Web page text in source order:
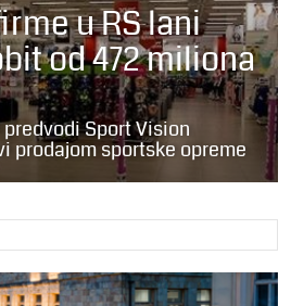
u RS lani
od 472 miliona
Sport Vision
prodajom sportske opreme